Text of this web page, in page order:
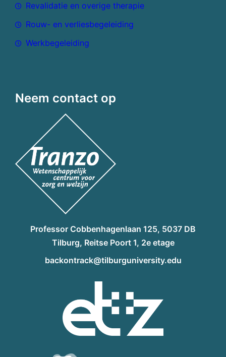
Revalidatie en overige therapie
Rouw- en verliesbegeleiding
Werkbegeleiding
Neem contact op
Professor Cobbenhagenlaan 125, 5037 DB
Tilburg, Reitse Poort 1, 2e etage
backontrack@tilburguniversity.edu